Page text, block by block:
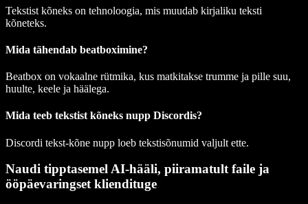
Tekstist kõneks on tehnoloogia, mis muudab kirjaliku teksti
kõneteks.
Mida tähendab beatboximine?
Beatbox on vokaalne rütmika, kus matkitakse trumme ja pille suu,
huulte, keele ja häälega.
Mida teeb tekstist kõneks nupp Discordis?
Discordi tekst-kõne nupp loeb tekstisõnumid valjult ette.
Naudi tipptasemel AI-hääli, piiramatult faile ja
ööpäevaringset kliendituge